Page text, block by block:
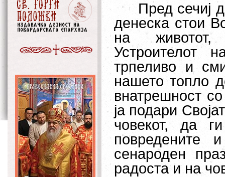
Пред сечиј
денеска стои
на животот,
Устроителот
трпеливо и
нашето топло
внатрешност
ја подари
човекот, да
повредените
сенароден
радоста и на